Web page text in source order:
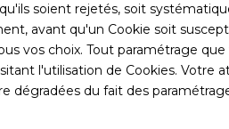
soient rejetés, soit
avant qu'un Cookie soit
vos choix. Tout paramétrage
l'utilisation de Cookies.
dégradées du fait des